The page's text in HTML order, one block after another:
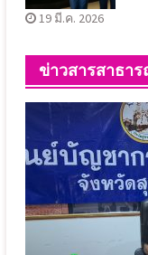
19 มี.ค. 2026
ข่าวสารสาธา